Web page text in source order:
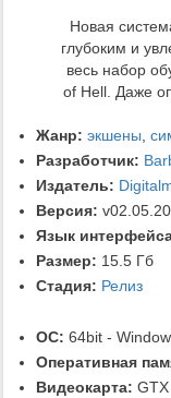
Новая
глубоким и
весь набор
of Hell. Даже
Жанр: экшены,
Разработчик:
Издатель:
Версия:
Язык
Размер: 15.5 Гб
Стадия: Релиз
ОС: 64bit -
Оперативная
Видеокарта: